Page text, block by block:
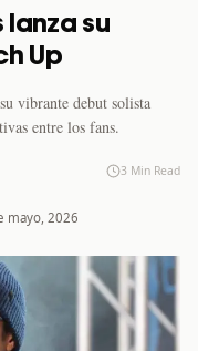
lanza su
Up
vibrante debut solista
entre los fans.
3 Min Read
mayo, 2026